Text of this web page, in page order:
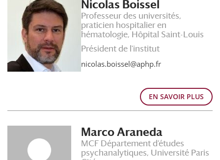
Nicolas Boissel
Professeur des universités,
praticien hospitalier en
hématologie, Hôpital Saint-Louis
Président de l'institut
nicolas.boissel@aphp.fr
EN SAVOIR PLUS
Marco Araneda
MCF Département d’études
psychanalytiques, Université Paris